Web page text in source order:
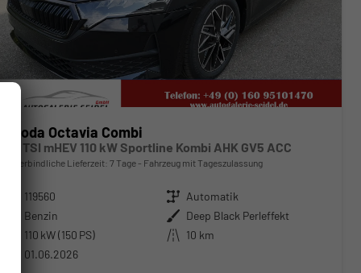
Skoda Octavia Combi
1.5 TSI mHEV 110 kW Sportline Kombi AHK GV5 ACC
unverbindliche Lieferzeit: 7 Tage Fahrzeug mit Tageszulassung
119560 Getriebe Automatik
Benzin Außenfarbe Deep Black Perleffekt
110 kW (150 PS) Kilometerstand 10 km
01.06.2026